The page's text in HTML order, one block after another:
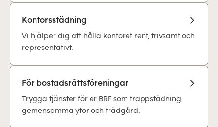
Kontorsstädning
Vi hjälper dig att hålla kontoret rent, trivsamt och
representativt.
För bostadsrättsföreningar
Trygga tjänster för er BRF som trappstädning,
gemensamma ytor och trädgård.